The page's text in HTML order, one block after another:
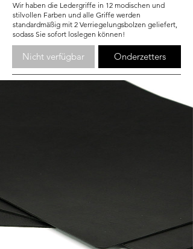
Wir haben die Ledergriffe in 12 modischen und
stilvollen Farben und alle Griffe werden
standardmäßig mit 2 Verriegelungsbolzen geliefert,
sodass Sie sofort loslegen können!
Nicht verfügbar Onderzetters